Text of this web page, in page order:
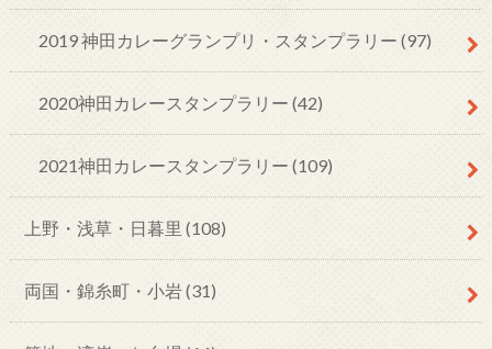
2019 神田カレーグランプリ・スタンプラリー (97)
2020神田カレースタンプラリー (42)
2021神田カレースタンプラリー (109)
上野・浅草・日暮里 (108)
両国・錦糸町・小岩(31)